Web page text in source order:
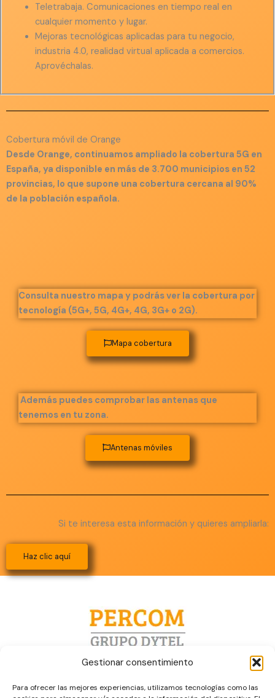
Gestionar consentimiento
Para ofrecer las mejores experiencias, utilizamos tecnologías como las
Teletrabaja. Comunicaciones en tiempo real en
cualquier momento y lugar.
Mejoras tecnológicas aplicadas para tu negocio,
industria 4.0, realidad virtual aplicada a comercios.
Aprovéchalas.
Cobertura móvil de Orange
Desde Orange, continuamos ampliado la cobertura 5G en
España, ya disponible en más de 3.700 municipios en 52
provincias, lo que supone una cobertura cercana al 90%
de la población española.
Consulta nuestro mapa y podrás ver la cobertura por
tecnología (5G+, 5G, 4G+, 4G, 3G+ o 2G).
Mapa cobertura
Además puedes comprobar las antenas que
tenemos en tu zona.
Antenas móviles
Si te interesa esta información y quieres ampliarla:
Haz clic aquí
Linkedin Correo Teléfono